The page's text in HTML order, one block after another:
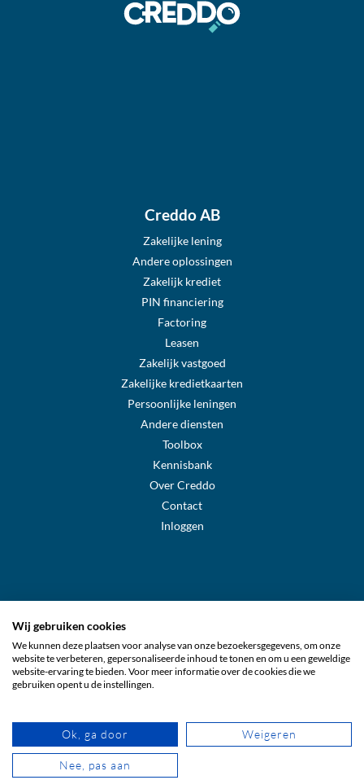
Creddo AB
Zakelijke lening
Andere oplossingen
Zakelijk krediet
PIN financiering
Factoring
Leasen
Zakelijk vastgoed
Zakelijke kredietkaarten
Persoonlijke leningen
Andere diensten
Toolbox
Kennisbank
Over Creddo
Contact
Inloggen
Creddo Sverige
Creddo Nederland
Wij gebruiken cookies
We kunnen deze plaatsen voor analyse van onze bezoekersgegevens, om onze
website te verbeteren, gepersonaliseerde inhoud te tonen en om u een geweldige
website-ervaring te bieden. Voor meer informatie over de cookies die we
gebruiken opent u de instellingen.
Ok, ga door Weigeren
Nee, pas aan